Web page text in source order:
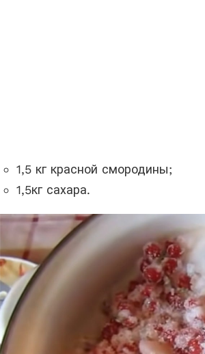
1,5 кг красной смородины;
1,5кг сахара.